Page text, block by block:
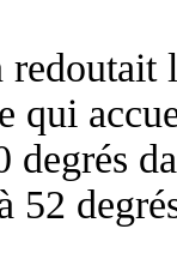
qui
52